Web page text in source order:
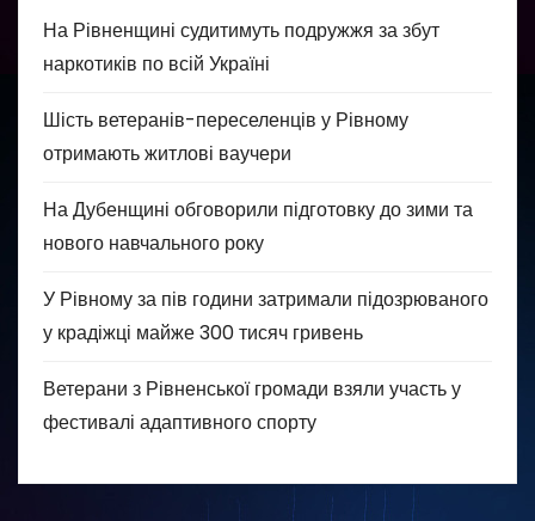
На Рівненщині судитимуть подружжя за збут
наркотиків по всій Україні
Шість ветеранів-переселенців у Рівному
отримають житлові ваучери
На Дубенщині обговорили підготовку до зими та
нового навчального року
У Рівному за пів години затримали підозрюваного
у крадіжці майже 300 тисяч гривень
Ветерани з Рівненської громади взяли участь у
фестивалі адаптивного спорту